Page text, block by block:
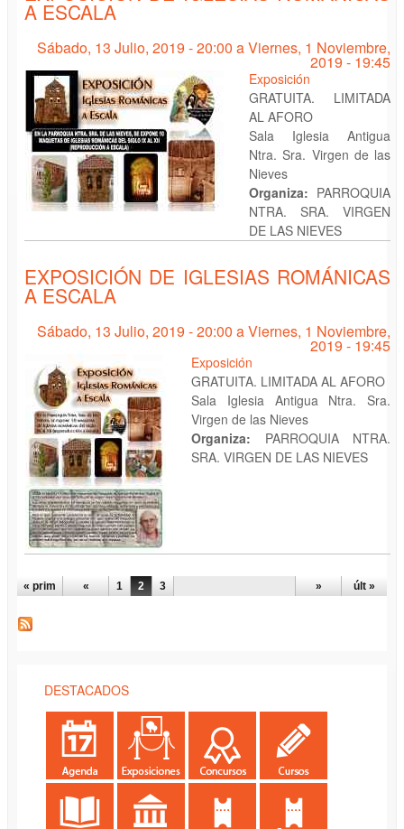
A ESCALA
Sábado, 13 Julio, 2019 - 20:00 aViernes, 1 Noviembre,
2019 - 19:45
Exposición
GRATUITA. LIMITADA
AL AFORO
Sala Iglesia Antigua
Ntra. Sra. Virgen de las
Nieves
Organiza: PARROQUIA
NTRA. SRA. VIRGEN
DE LAS NIEVES
EXPOSICIÓN DE IGLESIAS ROMÁNICAS
A ESCALA
Sábado, 13 Julio, 2019 - 20:00 aViernes, 1 Noviembre,
2019 - 19:45
Exposición
GRATUITA. LIMITADA AL AFORO
Sala Iglesia Antigua Ntra. Sra.
Virgen de las Nieves
Organiza: PARROQUIA NTRA.
SRA. VIRGEN DE LAS NIEVES
PÁGINAS
« prim « 1 2 3 » últ »
DESTACADOS